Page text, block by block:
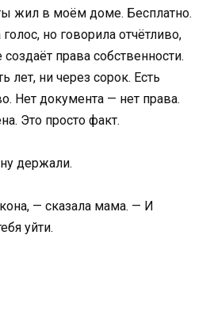
жил в моём доме. Бесплатно.
но говорила отчётливо,
права собственности.
лет, ни через сорок. Есть
Нет документа — нет права.
Это просто факт.
держали.
— сказала мама. — И
уйти.